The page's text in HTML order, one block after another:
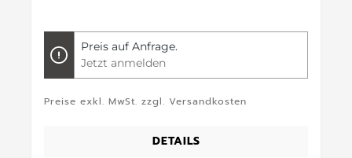
Preis auf Anfrage.
Jetzt anmelden
Preise exkl. MwSt. zzgl. Versandkosten
DETAILS